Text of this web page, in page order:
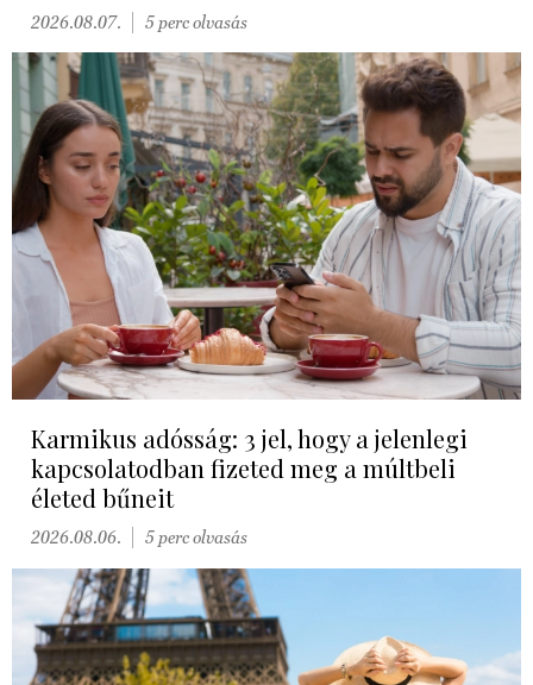
2026.08.07. 5 perc olvasás
Karmikus adósság: 3 jel, hogy a jelenlegi
kapcsolatodban fizeted meg a múltbeli
életed bűneit
2026.08.06. 5 perc olvasás